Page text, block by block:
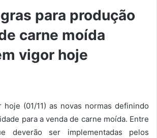
para produção
carne moída
vigor hoje
hoje (01/11) as novas normas definindo
para a venda de carne moída. Entre
deverão ser implementadas pelos